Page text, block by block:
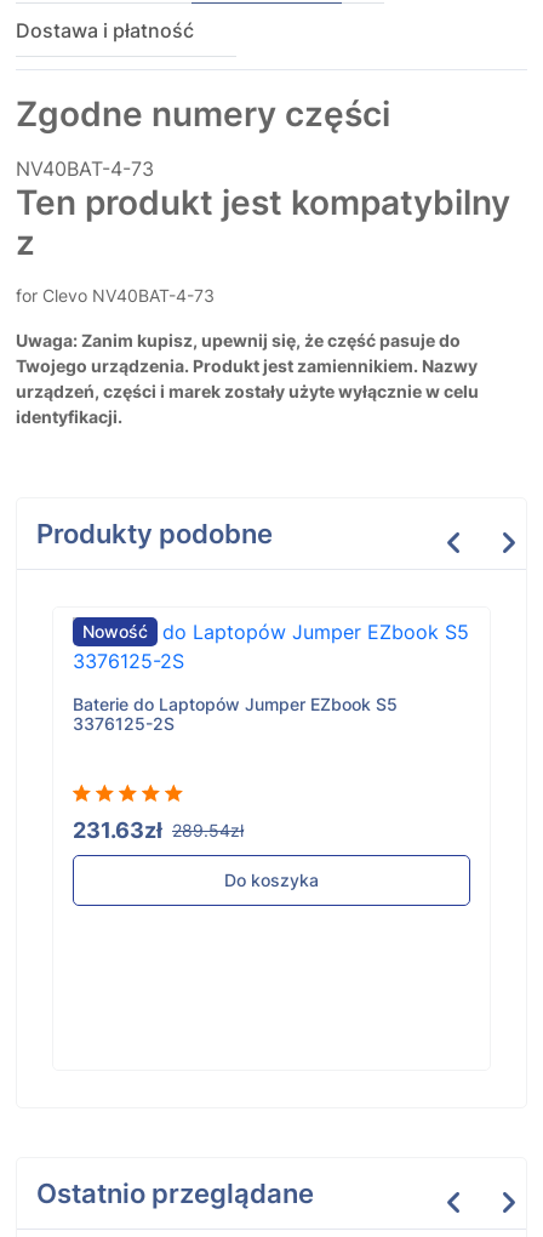
Dostawa i płatność
Zgodne numery części
NV40BAT-4-73
Ten produkt jest kompatybilny
z
for Clevo NV40BAT-4-73
Uwaga: Zanim kupisz, upewnij się, że część pasuje do
Twojego urządzenia. Produkt jest zamiennikiem. Nazwy
urządzeń, części i marek zostały użyte wyłącznie w celu
identyfikacji.
Produkty podobne
Nowość
Baterie do Laptopów Jumper EZbook S5
3376125-2S
231.63zł 289.54zł
Do koszyka
Ostatnio przeglądane